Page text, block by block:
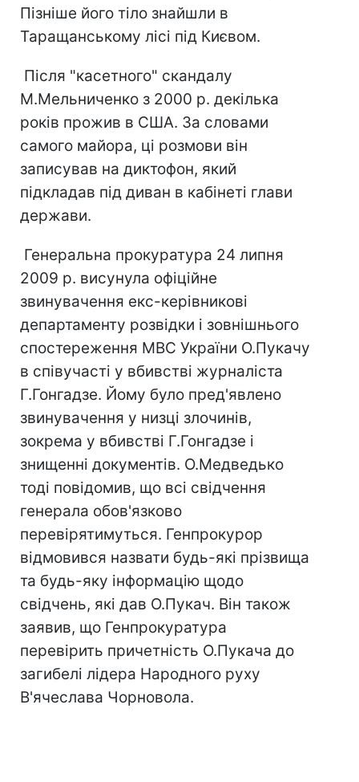
Пізніше його тіло знайшли в
Таращанському лісі під Києвом.
Після "касетного" скандалу
М.Мельниченко з 2000 р. декілька
років прожив в США. За словами
самого майора, ці розмови він
записував на диктофон, який
підкладав під диван в кабінеті глави
держави.
Генеральна прокуратура 24 липня
2009 р. висунула офіційне
звинувачення екс-керівникові
департаменту розвідки і зовнішнього
спостереження МВС України О.Пукачу
в співучасті у вбивстві журналіста
Г.Гонгадзе. Йому було пред'явлено
звинувачення у низці злочинів,
зокрема у вбивстві Г.Гонгадзе і
знищенні документів. О.Медведько
тоді повідомив, що всі свідчення
генерала обов'язково
перевірятимуться. Генпрокурор
відмовився назвати будь-які прізвища
та будь-яку інформацію щодо
свідчень, які дав О.Пукач. Він також
заявив, що Генпрокуратура
перевірить причетність О.Пукача до
загибелі лідера Народного руху
В'ячеслава Чорновола.